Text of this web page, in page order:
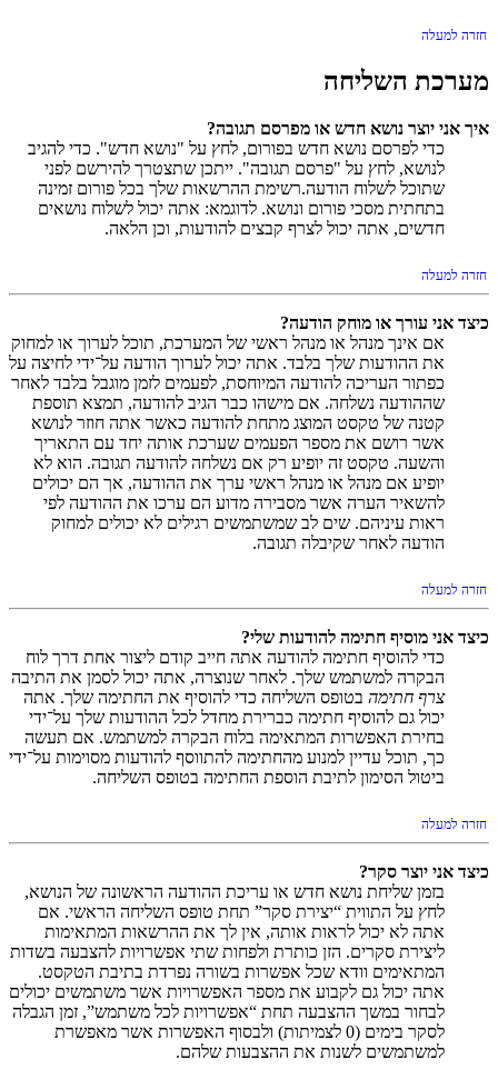
חזרה למעלה
מערכת השליחה
איך אני יוצר נושא חדש או מפרסם תגובה?
כדי לפרסם נושא חדש בפורום, לחץ על "נושא חדש". כדי להגיב
לנושא, לחץ על "פרסם תגובה". ייתכן שתצטרך להירשם לפני
שתוכל לשלוח הודעה.רשימת ההרשאות שלך בכל פורום זמינה
בתחתית מסכי פורום ונושא. לדוגמא: אתה יכול לשלוח נושאים
חדשים, אתה יכול לצרף קבצים להודעות, וכן הלאה.
חזרה למעלה
כיצד אני עורך או מוחק הודעה?
אם אינך מנהל או מנהל ראשי של המערכת, תוכל לערוך או למחוק
את ההודעות שלך בלבד. אתה יכול לערוך הודעה על־ידי לחיצה על
כפתור העריכה להודעה המיוחסת, לפעמים לזמן מוגבל בלבד לאחר
שההודעה נשלחה. אם מישהו כבר הגיב להודעה, תמצא תוספת
קטנה של טקסט המוצג מתחת להודעה כאשר אתה חוזר לנושא
אשר רושם את מספר הפעמים שערכת אותה יחד עם התאריך
והשעה. טקסט זה יופיע רק אם נשלחה להודעה תגובה. הוא לא
יופיע אם מנהל או מנהל ראשי ערך את ההודעה, אך הם יכולים
להשאיר הערה אשר מסבירה מדוע הם ערכו את ההודעה לפי
ראות עיניהם. שים לב שמשתמשים רגילים לא יכולים למחוק
הודעה לאחר שקיבלה תגובה.
חזרה למעלה
כיצד אני מוסיף חתימה להודעות שלי?
כדי להוסיף חתימה להודעה אתה חייב קודם ליצור אחת דרך לוח
הבקרה למשתמש שלך. לאחר שנוצרה, אתה יכול לסמן את התיבה
צרף חתימה בטופס השליחה כדי להוסיף את החתימה שלך. אתה
יכול גם להוסיף חתימה כברירת מחדל לכל ההודעות שלך על־ידי
בחירת האפשרות המתאימה בלוח הבקרה למשתמש. אם תעשה
כך, תוכל עדיין למנוע מהחתימה להתווסף להודעות מסוימות על־ידי
ביטול הסימון לתיבת הוספת החתימה בטופס השליחה.
חזרה למעלה
כיצד אני יוצר סקר?
בזמן שליחת נושא חדש או עריכת ההודעה הראשונה של הנושא,
לחץ על התווית “יצירת סקר” תחת טופס השליחה הראשי. אם
אתה לא יכול לראות אותה, אין לך את ההרשאות המתאימות
ליצירת סקרים. הזן כותרת ולפחות שתי אפשרויות להצבעה בשדות
המתאימים וודא שכל אפשרות בשורה נפרדת בתיבת הטקסט.
אתה יכול גם לקבוע את מספר האפשרויות אשר משתמשים יכולים
לבחור במשך ההצבעה תחת “אפשרויות לכל משתמש”, זמן הגבלה
לסקר בימים (0 לצמיתות) ולבסוף האפשרות אשר מאפשרת
למשתמשים לשנות את ההצבעות שלהם.